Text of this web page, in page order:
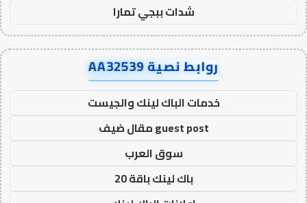
شدات ببجي تمارا
روابط نصية AA32539
خدمات الباك لينك والجيست
guest post مقال ضيف
سوق العرب
باك لينك باقة 20